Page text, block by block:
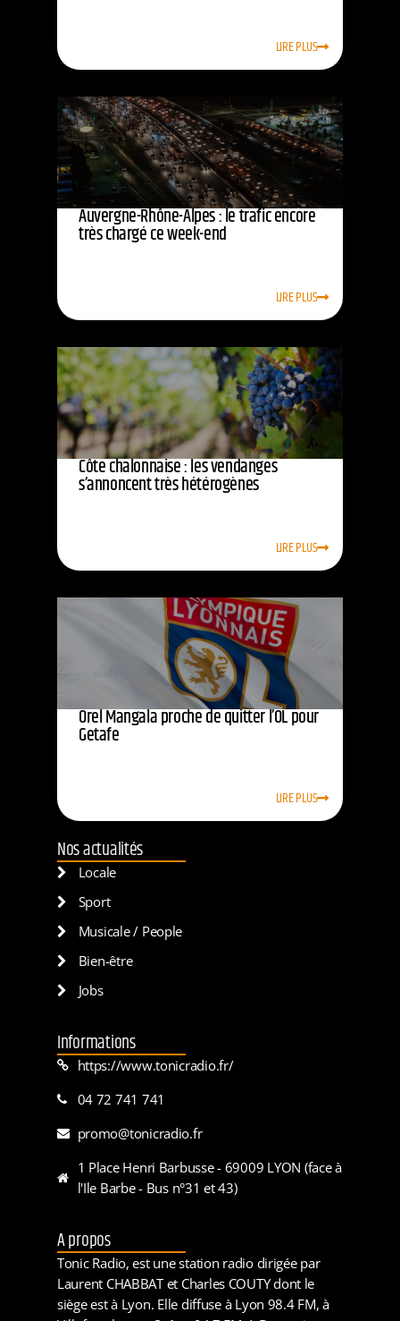
LIRE PLUS
Auvergne-Rhône-Alpes : le trafic encore
très chargé ce week-end
LIRE PLUS
Côte chalonnaise : les vendanges
s’annoncent très hétérogènes
LIRE PLUS
Orel Mangala proche de quitter l’OL pour
Getafe
LIRE PLUS
Nos actualités
Locale
Sport
Musicale / People
Bien-être
Jobs
Informations
https://www.tonicradio.fr/
04 72 741 741
promo@tonicradio.fr
1 Place Henri Barbusse - 69009 LYON (face à
l'Ile Barbe - Bus n°31 et 43)
A propos
Tonic Radio, est une station radio dirigée par
Laurent CHABBAT et Charles COUTY dont le
siège est à Lyon. Elle diffuse à Lyon 98.4 FM, à